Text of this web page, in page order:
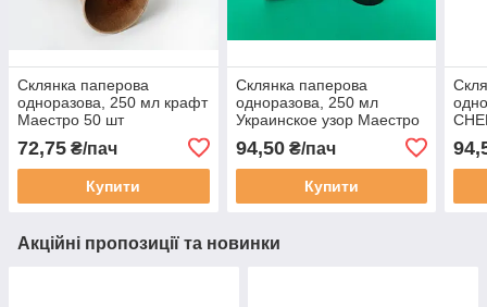
Склянка паперова
одноразова, 250 мл крафт
Маестро 50 шт
72,75 ₴/пач
Купити
Склянка паперова
одноразова, 250 мл
Украинское узор Маестро
94,50₴/пач
Купити
Акційні пропозиції та новинки